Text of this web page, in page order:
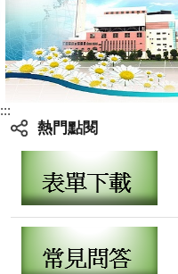
:::
熱門點閱